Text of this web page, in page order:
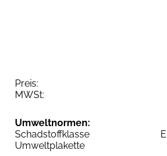
Preis:
MWSt:
Umweltnormen:
Schadstoffklasse
Umweltplakette